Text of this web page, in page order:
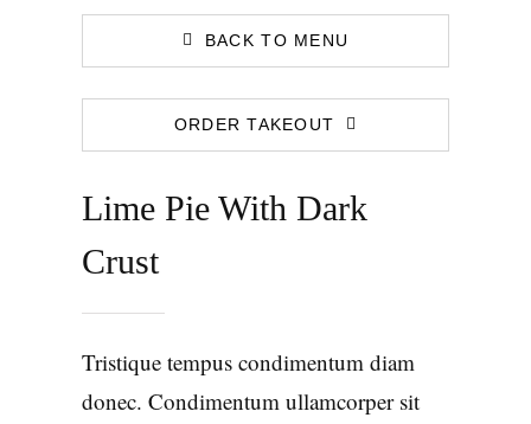
BACK TO MENU
ORDER TAKEOUT
Lime Pie With Dark
Crust
Tristique tempus condimentum diam
donec. Condimentum ullamcorper sit